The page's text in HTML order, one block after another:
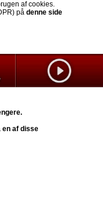
af cookies.
på denne side
en af disse